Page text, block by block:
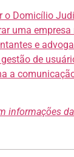
o Domicílio
uma
e
de
a
informações